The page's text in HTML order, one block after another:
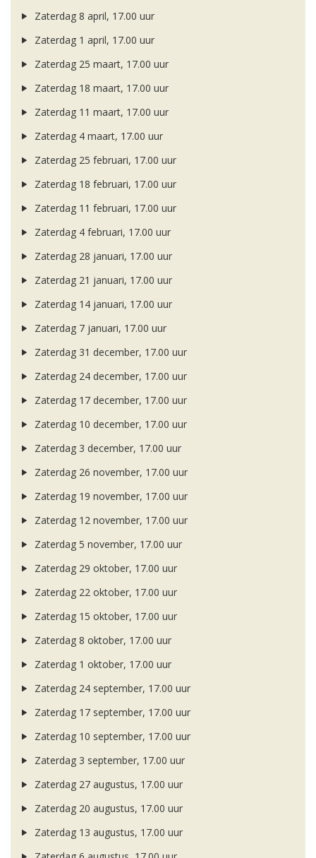
Zaterdag 8 april, 17.00 uur
Zaterdag 1 april, 17.00 uur
Zaterdag 25 maart, 17.00 uur
Zaterdag 18 maart, 17.00 uur
Zaterdag 11 maart, 17.00 uur
Zaterdag 4 maart, 17.00 uur
Zaterdag 25 februari, 17.00 uur
Zaterdag 18 februari, 17.00 uur
Zaterdag 11 februari, 17.00 uur
Zaterdag 4 februari, 17.00 uur
Zaterdag 28 januari, 17.00 uur
Zaterdag 21 januari, 17.00 uur
Zaterdag 14 januari, 17.00 uur
Zaterdag 7 januari, 17.00 uur
Zaterdag 31 december, 17.00 uur
Zaterdag 24 december, 17.00 uur
Zaterdag 17 december, 17.00 uur
Zaterdag 10 december, 17.00 uur
Zaterdag 3 december, 17.00 uur
Zaterdag 26 november, 17.00 uur
Zaterdag 19 november, 17.00 uur
Zaterdag 12 november, 17.00 uur
Zaterdag 5 november, 17.00 uur
Zaterdag 29 oktober, 17.00 uur
Zaterdag 22 oktober, 17.00 uur
Zaterdag 15 oktober, 17.00 uur
Zaterdag 8 oktober, 17.00 uur
Zaterdag 1 oktober, 17.00 uur
Zaterdag 24 september, 17.00 uur
Zaterdag 17 september, 17.00 uur
Zaterdag 10 september, 17.00 uur
Zaterdag 3 september, 17.00 uur
Zaterdag 27 augustus, 17.00 uur
Zaterdag 20 augustus, 17.00 uur
Zaterdag 13 augustus, 17.00 uur